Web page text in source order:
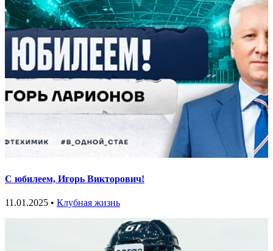
С юбилеем, Игорь Викторович!
11.01.2025 • Клубная жизнь